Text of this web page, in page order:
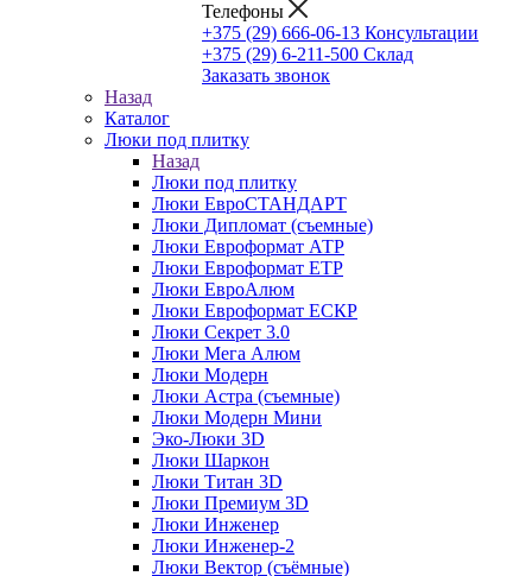
Телефоны
+375 (29) 666-06-13 Консультации
+375 (29) 6-211-500 Склад
Заказать звонок
Назад
Каталог
Люки под плитку
Назад
Люки под плитку
Люки ЕвроСТАНДАРТ
Люки Дипломат (съемные)
Люки Евроформат АТР
Люки Евроформат ЕТР
Люки ЕвроАлюм
Люки Евроформат ЕСКР
Люки Секрет 3.0
Люки Мега Алюм
Люки Модерн
Люки Астра (съемные)
Люки Модерн Мини
Эко-Люки 3D
Люки Шаркон
Люки Титан 3D
Люки Премиум 3D
Люки Инженер
Люки Инженер-2
Люки Вектор (съёмные)